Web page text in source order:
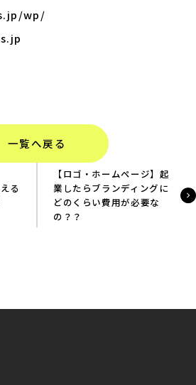
wp/
一覧へ戻る
る
【ロゴ・ホームページ】起
業したらブランディングに
どのくらい費用が必要な
の？？